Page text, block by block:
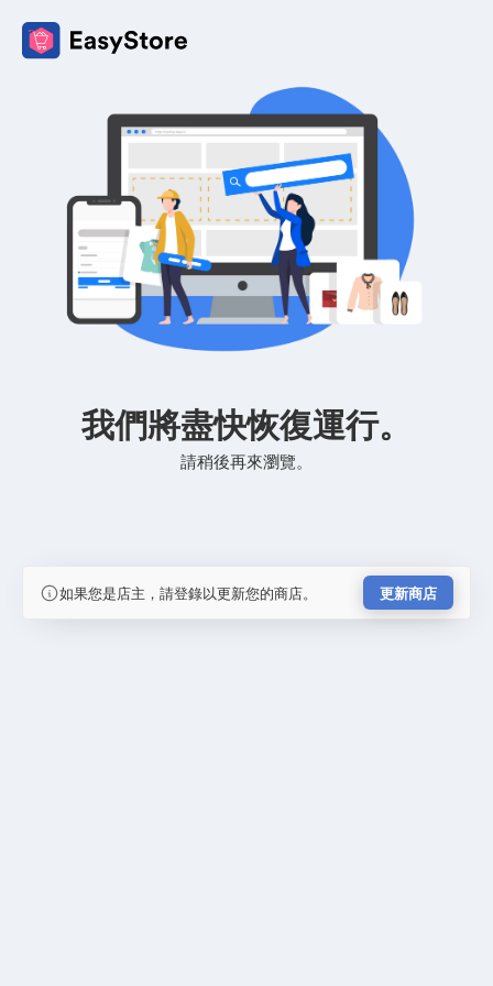
我們將盡快恢復運行。
請稍後再來瀏覽。
如果您是店主，請登錄以更新您的商店。 更新商店